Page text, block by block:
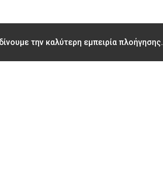
την καλύτερη εμπειρία πλοήγησης.